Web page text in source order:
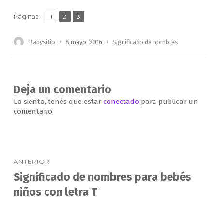
Páginas: Página
1 ,
Página
2 ,Página
3
Autor
Babysitio
Publicado
8 mayo, 2016 Categorías
Significado de nombres
Deja un comentario
Lo siento, tenés que estar conectado para publicar un
comentario.
de
entradas
ANTERIOR
Entrada
anterior:
Significado de nombres para bebés
niños con letra T